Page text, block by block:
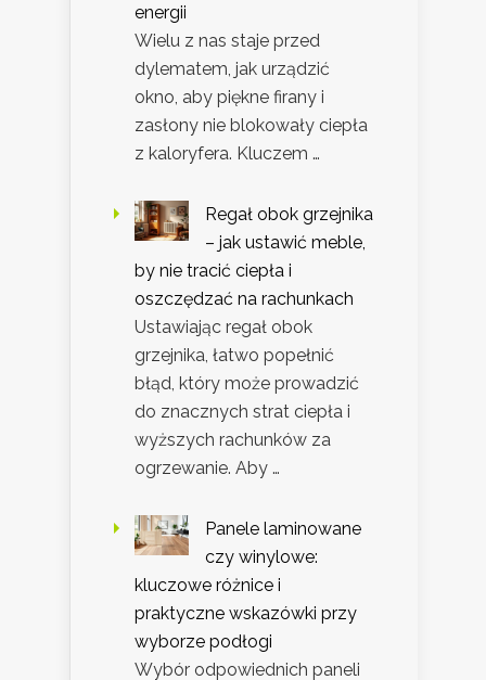
energii
Wielu z nas staje przed
dylematem, jak urządzić
okno, aby piękne firany i
zasłony nie blokowały ciepła
z kaloryfera. Kluczem …
Regał obok grzejnika
– jak ustawić meble,
by nie tracić ciepła i
oszczędzać na rachunkach
Ustawiając regał obok
grzejnika, łatwo popełnić
błąd, który może prowadzić
do znacznych strat ciepła i
wyższych rachunków za
ogrzewanie. Aby …
Panele laminowane
czy winylowe:
kluczowe różnice i
praktyczne wskazówki przy
wyborze podłogi
Wybór odpowiednich paneli